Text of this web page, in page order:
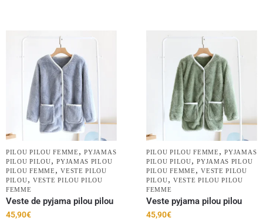
PILOU PILOU FEMME,PYJAMAS
PILOU PILOU,PYJAMAS PILOU
PILOU FEMME,VESTE PILOU
PILOU, VESTE PILOU PILOU
FEMME
Veste de pyjama pilou pilou
45,90€
PILOU PILOU FEMME,PYJAMAS
PILOU PILOU,PYJAMAS PILOU
PILOU FEMME,VESTE PILOU
PILOU, VESTE PILOU PILOU
FEMME
Veste pyjama pilou pilou
45,90€